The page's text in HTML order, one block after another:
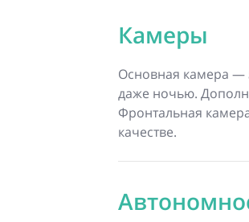
Камеры
Основная камера —
даже ночью.
Фронтальная
качестве.